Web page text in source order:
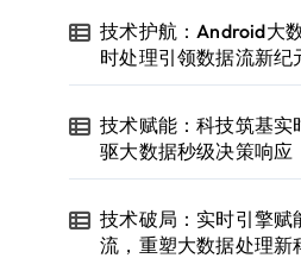
技术护航：Android大
时处理引领数据流新纪
技术赋能：科技筑基实
驱大数据秒级决策响应
技术破局：实时引擎赋
流，重塑大数据处理新